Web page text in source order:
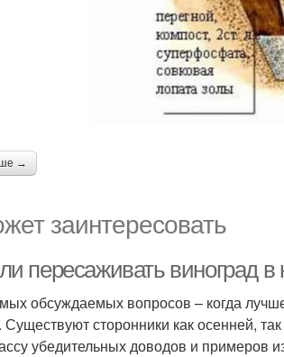
→
заинтересовать
пересаживать виноград в
обсуждаемых вопросов – когда
Существуют сторонники как осенней,
убедительных доводов и примеров